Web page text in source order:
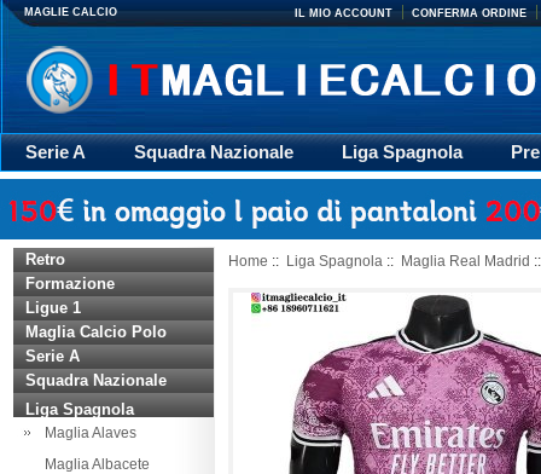
MAGLIE CALCIO IL MIO ACCOUNT CONFERMA ORDINE
Serie A Squadra Nazionale Liga Spagnola
Retro
Formazione
Ligue 1
Maglia Calcio Polo
Serie A
Squadra Nazionale
Liga Spagnola
Maglia Alaves
Maglia Albacete
Home :: Liga Spagnola :: Maglia Real Madrid